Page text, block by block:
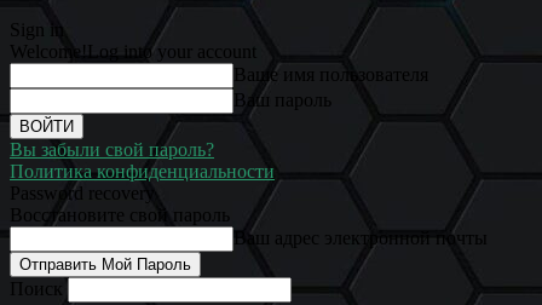
Sign in
Welcome! Log into your account
Ваше имя пользователя
Ваш пароль
Вы забыли свой пароль?
Политика конфиденциальности
Password recovery
Восстановите свой пароль
Ваш адрес электронной почты
Поиск